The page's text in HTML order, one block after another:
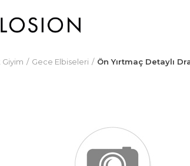
Giyim Gece Elbiseleri Ön Yırtmaç Detaylı